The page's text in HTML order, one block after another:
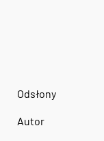
Odsłony
Autor